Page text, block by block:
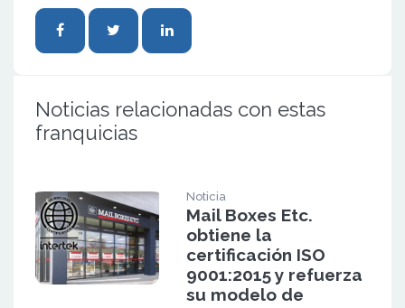
Noticias relacionadas con estas
franquicias
Noticia
Mail Boxes Etc.
obtiene la
certificación ISO
9001:2015 y refuerza
su modelo de